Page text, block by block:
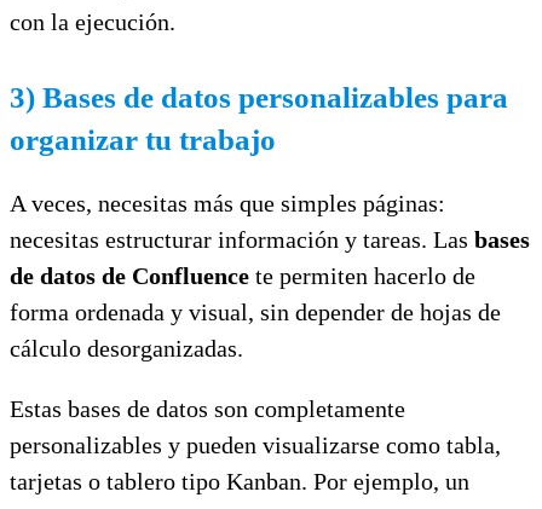
con la ejecución.
3) Bases de datos personalizables para
organizar tu trabajo
A veces, necesitas más que simples páginas:
necesitas estructurar información y tareas. Las bases
de datos de Confluence te permiten hacerlo de
forma ordenada y visual, sin depender de hojas de
cálculo desorganizadas.
Estas bases de datos son completamente
personalizables y pueden visualizarse como tabla,
tarjetas o tablero tipo Kanban. Por ejemplo, un